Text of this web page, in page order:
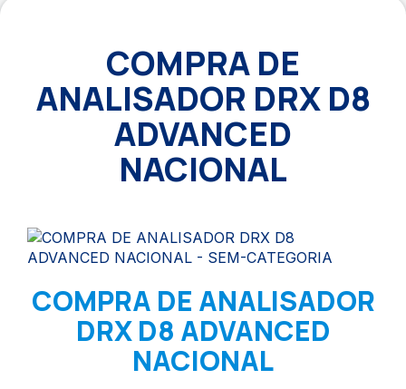
COMPRA DE
ANALISADOR DRX D8
ADVANCED
NACIONAL
COMPRA DE ANALISADOR
DRX D8 ADVANCED
NACIONAL